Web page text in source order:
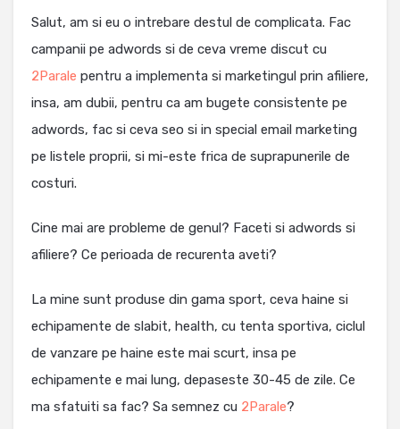
Salut, am si eu o intrebare destul de complicata. Fac
campanii pe adwords si de ceva vreme discut cu
2Parale pentru a implementa si marketingul prin afiliere,
insa, am dubii, pentru ca am bugete consistente pe
adwords, fac si ceva seo si in special email marketing
pe listele proprii, si mi-este frica de suprapunerile de
costuri.
Cine mai are probleme de genul? Faceti si adwords si
afiliere? Ce perioada de recurenta aveti?
La mine sunt produse din gama sport, ceva haine si
echipamente de slabit, health, cu tenta sportiva, ciclul
de vanzare pe haine este mai scurt, insa pe
echipamente e mai lung, depaseste 30-45 de zile. Ce
ma sfatuiti sa fac? Sa semnez cu 2Parale?